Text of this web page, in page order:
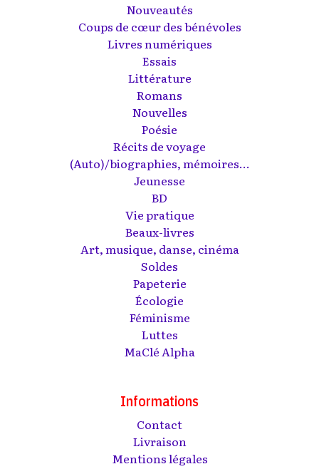
Nouveautés
Coups de cœur des bénévoles
Livres numériques
Essais
Littérature
Romans
Nouvelles
Poésie
Récits de voyage
(Auto)/biographies, mémoires...
Jeunesse
BD
Vie pratique
Beaux-livres
Art, musique, danse, cinéma
Soldes
Papeterie
Écologie
Féminisme
Luttes
MaClé Alpha
Informations
Contact
Livraison
Mentions légales